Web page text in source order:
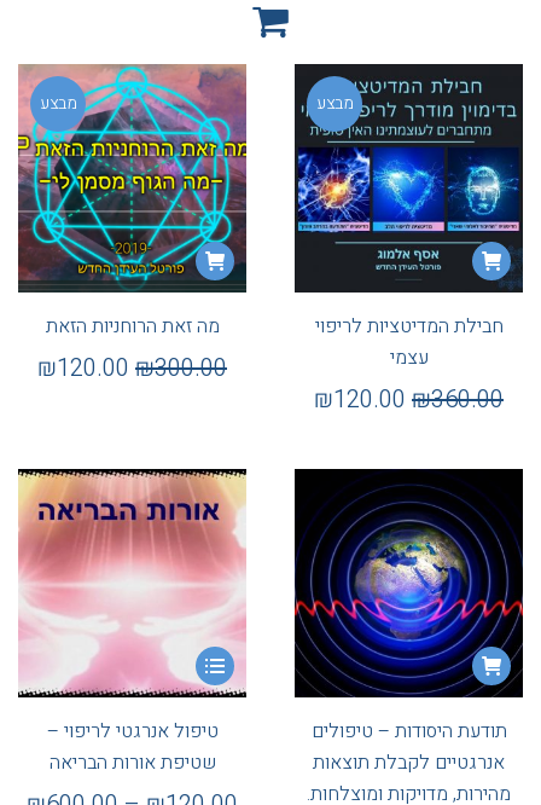
מבצע
חבילת המדיטציות לריפוי
עצמי
₪360.00
₪120.00
מבצע
מה זאת הרוחניות הזאת
₪300.00
₪120.00
תודעת היסודות – טיפולים
אנרגטיים לקבלת תוצאות
מהירות, מדויקות ומוצלחות.
טיפול אנרגטי לריפוי –
שטיפת אורות הבריאה